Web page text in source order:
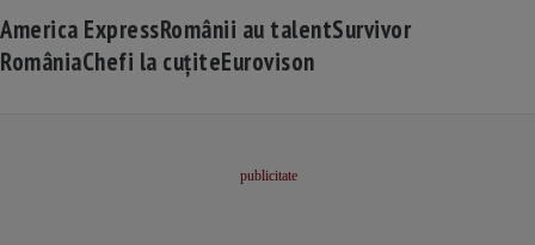
America ExpressRomânii au talentSurvivor
RomâniaChefi la cuțiteEurovison